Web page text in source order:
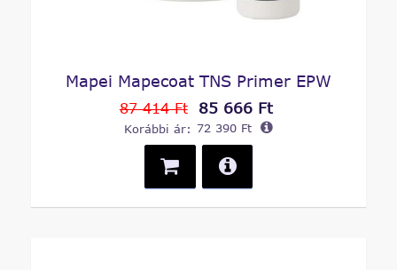
Mapei Mapecoat TNS Primer EPW
87 414 Ft 85 666 Ft
Korábbi ár: 72 390 Ft